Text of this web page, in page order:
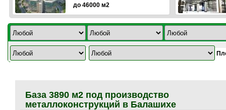
до 46000 м2
База 3890 м2 под производство
металлоконструкций в Балашихе